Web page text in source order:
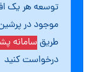
توسعه هر یک
موجود در
طریقسامانه
درخواست کنید